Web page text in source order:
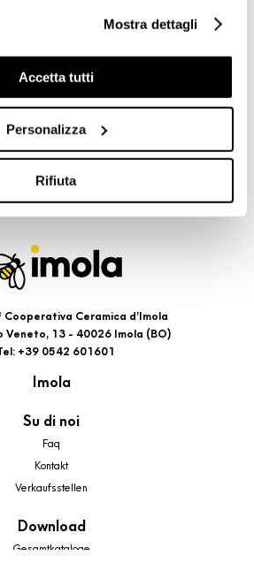
marketing: sono utilizzati, solo
per esaminare le tue abitudini di
quindi avvisi pubblicitari mirati, in
selezionando uno dei bottoni sotto
dettagli visionando
cookie. La chiusura del presente
permanere dei soli cookie tecnici ed
le tue scelte in qualsiasi momento,
nel footer.
Mostra dettagli
Accetta tutti
Personalizza
Rifiuta
Ceramica d’Imola
Veneto, 13 - 40026 Imola (BO)
+39 0542 601601
Imola
Su di noi
Faq
Kontakt
Verkaufsstellen
Download
Gesamtkataloge